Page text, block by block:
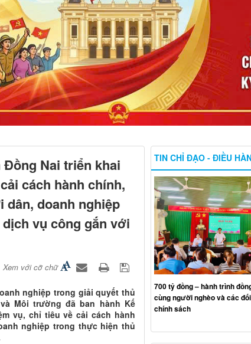
Nai triển khai
cách hành chính,
doanh nghiệp
vụ công gắn với
Xem với cỡ chữ
nghiệp trong giải quyết thủ
Môi trường đã ban hành Kế
vụ, chỉ tiêu về cải cách hành
nghiệp trong thực hiện thủ
TIN CHỈ ĐẠO - ĐIỀU
700 tỷ đồng – hành trình
cùng người nghèo và các
chính sách